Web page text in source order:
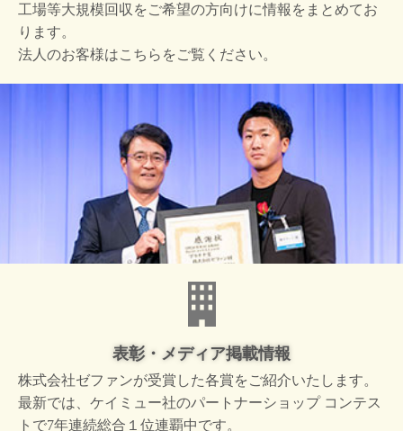
工場等大規模回収をご希望の方向けに情報をまとめてお
ります。
法人のお客様はこちらをご覧ください。
表彰・メディア掲載情報
株式会社ゼファンが受賞した各賞をご紹介いたします。
最新では、ケイミュー社のパートナーショップ コンテス
トで7年連続総合１位連覇中です。